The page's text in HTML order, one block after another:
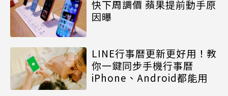
快下周調價 蘋果提前動手原
因曝
LINE行事曆更新更好用！教
你一鍵同步手機行事曆
iPhone、Android都能用